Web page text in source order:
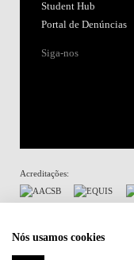
Student Hub
Portal de Denúncias
Siga-nos
Acreditações:
Participa em:
Nós usamos cookies